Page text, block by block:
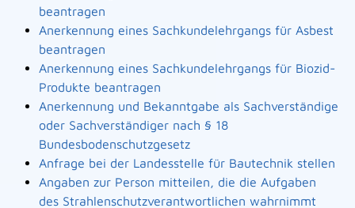
beantragen
Anerkennung eines Sachkundelehrgangs für Asbest
beantragen
Anerkennung eines Sachkundelehrgangs für Biozid-
Produkte beantragen
Anerkennung und Bekanntgabe als Sachverständige
oder Sachverständiger nach § 18
Bundesbodenschutzgesetz
Anfrage bei der Landesstelle für Bautechnik stellen
Angaben zur Person mitteilen, die die Aufgaben
des Strahlenschutzverantwortlichen wahrnimmt